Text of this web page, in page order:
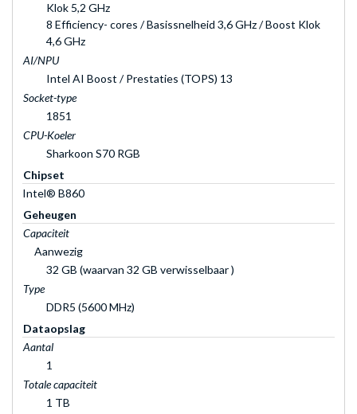
Klok 5,2 GHz
8 Efficiency- cores / Basissnelheid 3,6 GHz / Boost Klok
4,6 GHz
AI/NPU
Intel AI Boost / Prestaties (TOPS) 13
Socket-type
1851
CPU-Koeler
Sharkoon S70 RGB
Chipset
Intel® B860
Geheugen
Capaciteit
Aanwezig
32 GB (waarvan 32 GB verwisselbaar )
Type
DDR5 (5600 MHz)
Dataopslag
Aantal
1
Totale capaciteit
1 TB